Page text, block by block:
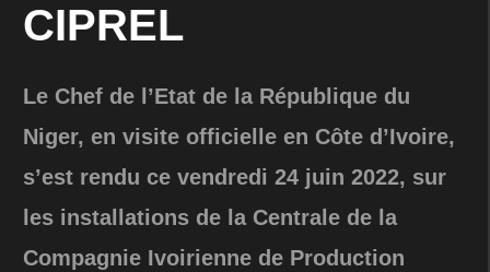
CIPREL
Le Chef de l’Etat de la République du
Niger, en visite officielle en Côte d’Ivoire,
s’est rendu ce vendredi 24 juin 2022, sur
les installations de la Centrale de la
Compagnie Ivoirienne de Production